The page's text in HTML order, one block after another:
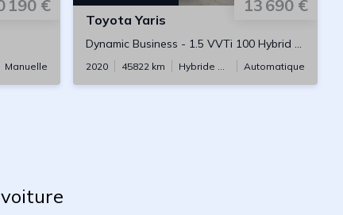
190 €
Manuelle
13 690 €
Toyota Yaris
Dynamic Business - 1.5 VVTi 100 Hybrid E-CVT
2020 45822 km Hybride essence Automatique